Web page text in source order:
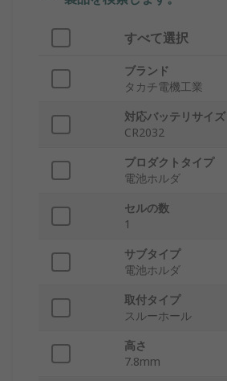
すべて選択
ブランド
タカチ電機工業
対応バッテリサイズ
CR2032
プロダクトタイプ
電池ホルダ
セルの数
1
サブタイプ
電池ホルダ
取付タイプ
スルーホール
高さ
7.8mm